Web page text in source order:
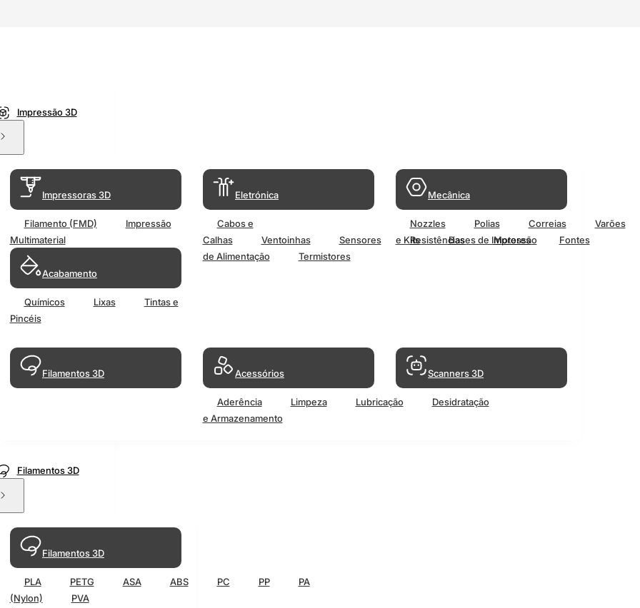
Impressão 3D
Impressoras 3D
Filamento (FMD)
Impressão
Multimaterial
Acabamento
Químicos Lixas
Tintas e
Pincéis
Eletrónica
Cabos e
Calhas
Ventoinhas Sensores Resistências Motores
Fontes
de Alimentação
Termistores
Mecânica
Nozzles Polias Correias
Varões
e Kits
Bases de Impressão
Filamentos 3D Acessórios
Aderência Limpeza Lubricação
Desidratação
e Armazenamento
Scanners 3D
Filamentos 3D
Filamentos 3D
PLA PETG ASA ABS PC PP
PA
(Nylon)
PVA